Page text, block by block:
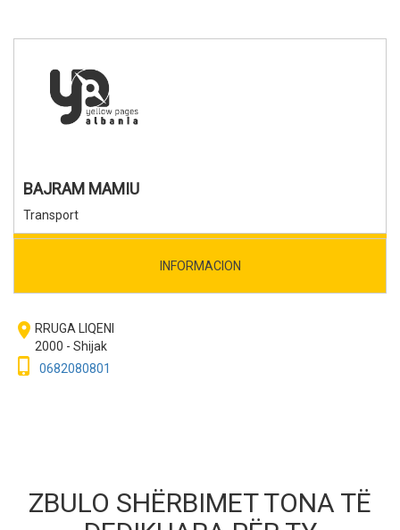
BAJRAM MAMIU
Transport
INFORMACION
room RRUGA LIQENI
2000 - Shijak
phone_iphone 0682080801
ZBULO SHËRBIMET TONA TË